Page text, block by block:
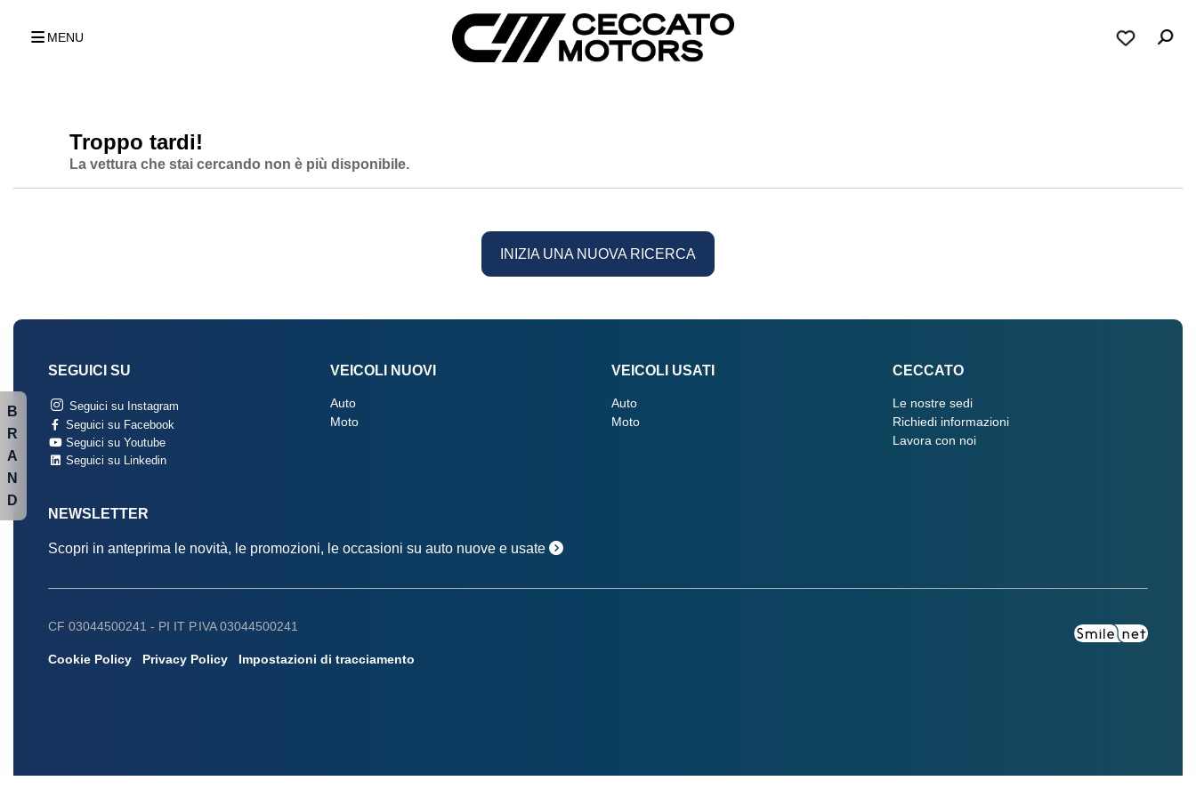
MENU
Troppo tardi!
La vettura che stai cercando non è più disponibile.
INIZIA UNA NUOVA RICERCA
SEGUICI SU
Seguici su Instagram
Seguici su Facebook
Seguici su Youtube
Seguici su Linkedin
VEICOLI NUOVI
Auto
Moto
VEICOLI USATI
Auto
Moto
CECCATO
Le nostre sedi
Richiedi informazioni
Lavora con noi
NEWSLETTER
Scopri in anteprima le novità, le promozioni, le occasioni su auto nuove e usate
CF 03044500241 - PI IT P.IVA 03044500241
Cookie Policy Privacy Policy Impostazioni di tracciamento
B
R
A
N
D